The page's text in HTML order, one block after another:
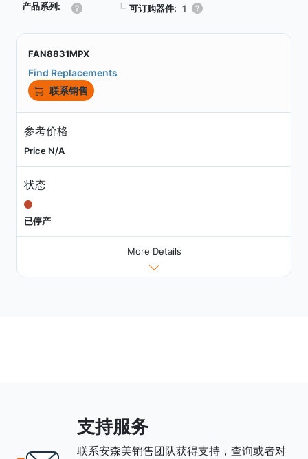
产品系列: ┗ 可订购器件: 1
FAN8831MPX
Find Replacements
联系销售
参考价格
Price N/A
状态
已停产
More Details
支持服务
联系安森美销售团队获得支持，查询或者对